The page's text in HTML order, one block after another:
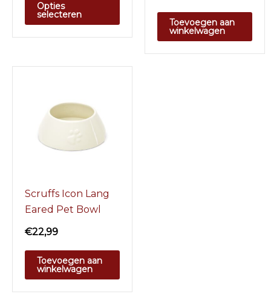
Opties
selecteren
Toevoegen aan
winkelwagen
Scruffs Icon Lang
Eared Pet Bowl
€22,99
Toevoegen aan
winkelwagen